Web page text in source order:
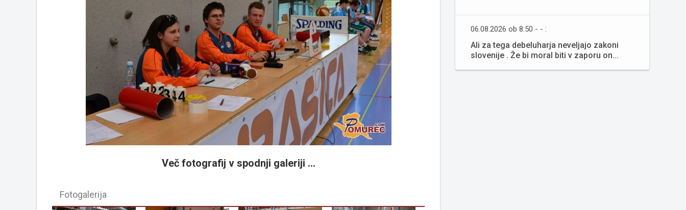
Več fotografij v spodnji galeriji ...
Fotogalerija
06.08.2026 ob 8:50 - - :
Ali za tega debeluharja neveljajo zakoni
slovenije . Že bi moral biti v zaporu on...